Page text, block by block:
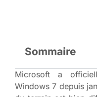
Sommaire
Microsoft a
Windows 7 depuis